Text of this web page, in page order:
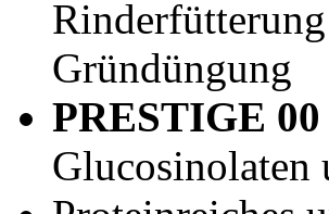
Gründüngung
PRESTIGE 00
Glucosinolaten